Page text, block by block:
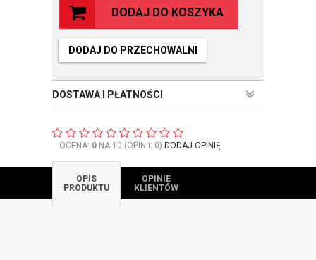
DODAJ DO KOSZYKA
DODAJ DO PRZECHOWALNI
DOSTAWA I PŁATNOŚCI
OCENA: 0 NA 10 (OPINII: 0) DODAJ OPINIĘ
OPIS
PRODUKTU
OPINIE
KLIENTÓW